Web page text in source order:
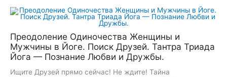
Перейти
Преодоление Одиночества Женщины и
Мужчины в Йоге. Поиск Друзей. Тантра Триада
Йога — Познание Любви и Дружбы.
Ищите Друзей прямо сейчас! Не ждите! Тайна